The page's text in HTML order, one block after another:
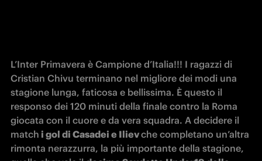
L’Inter Primavera è Campione d’Italia!!! I ragazzi di
Cristian Chivu terminano nel migliore dei modi una
stagione lunga, faticosa e bellissima. È questo il
responso dei 120 minuti della finale contro la Roma
giocata con il cuore e da vera squadra. A decidere il
match i gol di Casadei e Iliev che completano un’altra
rimonta nerazzurra, la più importante della stagione,